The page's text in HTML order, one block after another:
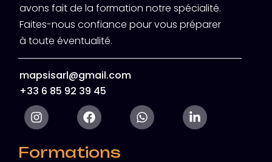
avons fait de la formation notre spécialité.
Faites-nous confiance pour vous préparer
à toute éventualité.
mapsisarl@gmail.com
+33 6 85 92 39 45
Formations